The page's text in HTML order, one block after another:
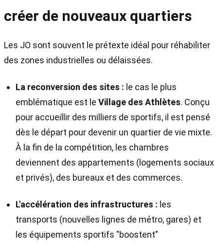
créer de nouveaux quartiers
Les JO sont souvent le prétexte idéal pour réhabiliter
des zones industrielles ou délaissées.
La reconversion des sites : le cas le plus
emblématique est le Village des Athlètes. Conçu
pour accueillir des milliers de sportifs, il est pensé
dès le départ pour devenir un quartier de vie mixte.
À la fin de la compétition, les chambres
deviennent des appartements (logements sociaux
et privés), des bureaux et des commerces.
L'accélération des infrastructures : les
transports (nouvelles lignes de métro, gares) et
les équipements sportifs "boostent"